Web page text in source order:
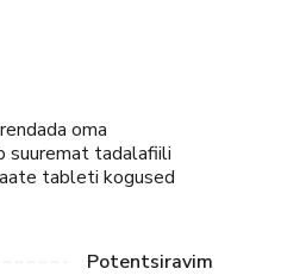
oma
suuremat tadalafiili
tableti kogused
Potentsiravim